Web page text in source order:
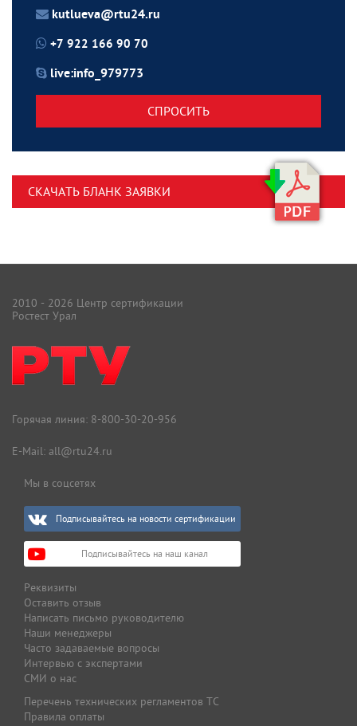
kutlueva@rtu24.ru
+7 922 166 90 70
live:info_979773
СПРОСИТЬ
СКАЧАТЬ БЛАНК ЗАЯВКИ
2010 - 2026 Центр сертификации
Ростест Урал
Горячая линия: 8-800-30-20-956
E-Mail: all@rtu24.ru
Мы в соцсетях
Подписывайтесь на новости сертификации
Подписывайтесь на наш канал
Реквизиты
Оставить отзыв
Написать письмо руководителю
Наши менеджеры
Часто задаваемые вопросы
Интервью с экспертами
СМИ о нас
Перечень технических регламентов ТС
Правила оплаты